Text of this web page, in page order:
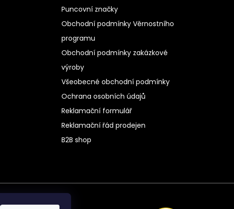
Puncovní značky
Obchodní podmínky Věrnostního
programu
Obchodní podmínky zakázkové
výroby
Všeobecné obchodní podmínky
Ochrana osobních údajů
Reklamační formulář
Reklamační řád prodejen
B2B shop